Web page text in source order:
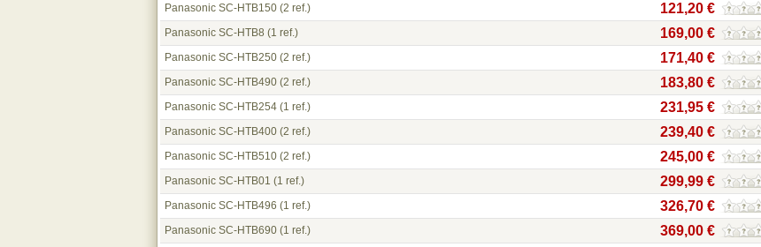
Panasonic SC-HTB150 (2 ref.) 121,20 €
Panasonic SC-HTB8 (1 ref.) 169,00 €
Panasonic SC-HTB250 (2 ref.) 171,40 €
Panasonic SC-HTB490 (2 ref.) 183,80 €
Panasonic SC-HTB254 (1 ref.) 231,95 €
Panasonic SC-HTB400 (2 ref.) 239,40 €
Panasonic SC-HTB510 (2 ref.) 245,00 €
Panasonic SC-HTB01 (1 ref.) 299,99 €
Panasonic SC-HTB496 (1 ref.) 326,70 €
Panasonic SC-HTB690 (1 ref.) 369,00 €